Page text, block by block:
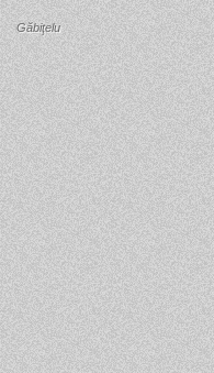
Găbiţelu